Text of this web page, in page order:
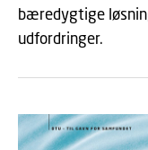
bæredygtige
udfordringer.